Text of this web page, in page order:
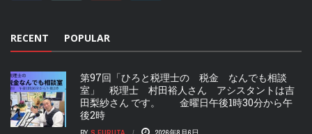
RECENT POPULAR
第97回「ひろと税理士の 税金 なんでも相談
室」 税理士 村田裕人さん アシスタントは吉
田梨紗さん です。 金曜日午後1時30分から午
後2時